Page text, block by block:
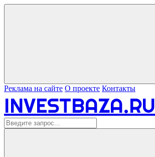
Реклама на сайте О проекте Контакты
INVESTBAZA.RU